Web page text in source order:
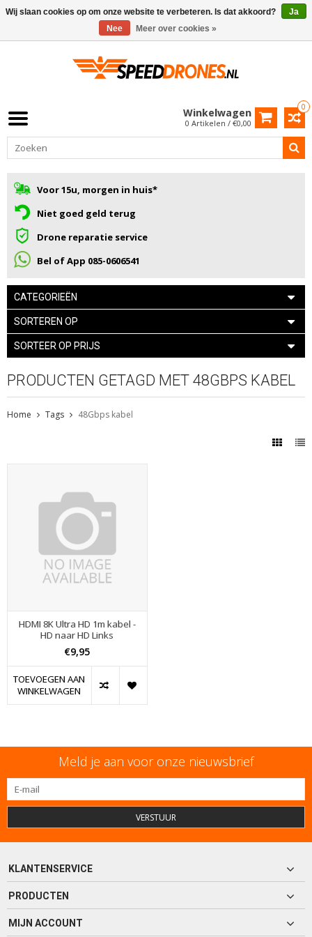
0
Winkelwagen
0 Artikelen / €0,00
Voor 15u, morgen in huis*
Niet goed geld terug
Drone reparatie service
Bel of App 085-0606541
CATEGORIEËN
SORTEREN OP
SORTEER OP PRIJS
PRODUCTEN GETAGD MET 48GBPS KABEL
Home Tags 48Gbps kabel
HDMI 8K Ultra HD 1m kabel -
HD naar HD Links
€9,95
TOEVOEGEN AAN
WINKELWAGEN
Meld je aan voor onze nieuwsbrief
VERSTUUR
KLANTENSERVICE
PRODUCTEN
MIJN ACCOUNT
Wij slaan cookies op om onze website te verbeteren. Is dat akkoord?
Ja
Nee
Meer over cookies »